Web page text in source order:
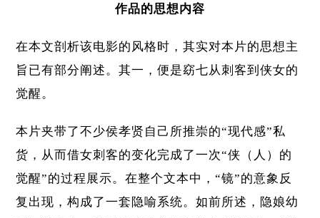
作品的思想内容
在本文剖析该电影的风格时，其实对本片的思想主
旨已有部分阐述。其一，便是窈七从刺客到侠女的
觉醒。
本片夹带了不少侯孝贤自己所推崇的“现代感”私
货，从而借女刺客的变化完成了一次“侠（人）的
觉醒”的过程展示。在整个文本中，“镜”的意象反
复出现，构成了一套隐喻系统。如前所述，隐娘幼